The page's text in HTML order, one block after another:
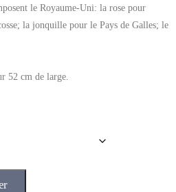
le Royaume-Uni: la rose pour
la jonquille pour le Pays de Galles; le
52 cm de large.